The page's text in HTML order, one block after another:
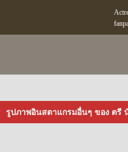
รูปภาพอินสตาแกรมอื่นๆ ของ ตรี